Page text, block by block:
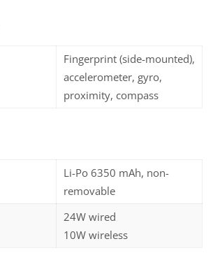
Fingerprint (side-mounted),
accelerometer, gyro,
proximity, compass
Li-Po 6350 mAh, non-
removable
24W wired
10W wireless